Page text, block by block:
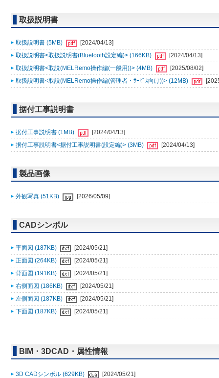
取扱説明書
取扱説明書 (5MB)
[2024/04/13]
取扱説明書<取扱説明書(Bluetooth設定編)> (166KB)
[2024/04/13]
取扱説明書<取説(MELRemo操作編(一般用))> (4MB)
[2025/08/02]
取扱説明書<取説(MELRemo操作編(管理者・ｻｰﾋﾞｽ向け))> (12MB)
据付工事説明書
据付工事説明書 (1MB)
[2024/04/13]
据付工事説明書<据付工事説明書(設定編)> (3MB)
[2024/04/13]
製品画像
外観写真 (51KB) [2026/05/09]
CADシンボル
平面図 (187KB)
[2024/05/21]
正面図 (264KB)
[2024/05/21]
背面図 (191KB)
[2024/05/21]
右側面図 (186KB)
[2024/05/21]
左側面図 (187KB)
[2024/05/21]
下面図 (187KB)
[2024/05/21]
BIM・3DCAD・属性情報
3D CADシンボル (629KB)
[2024/05/21]